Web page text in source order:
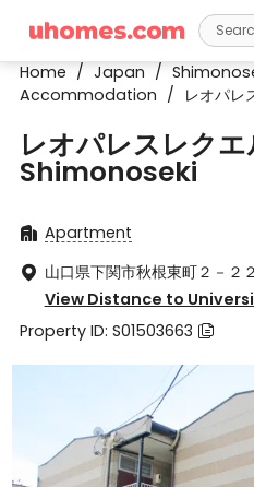

Home / Japan /
Accommodation / レオパレ
レオパレスレク
Shimonoseki
 Apartment
 山口県下関市秋根東町２－
ken 751-0877
View Distance to
Property ID: S01503663 